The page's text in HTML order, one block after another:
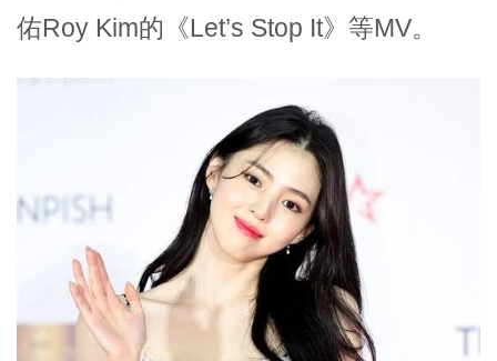
佑Roy Kim的《Let’s Stop It》等MV。